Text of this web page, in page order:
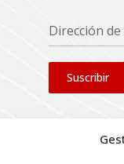
Dirección
Suscribir